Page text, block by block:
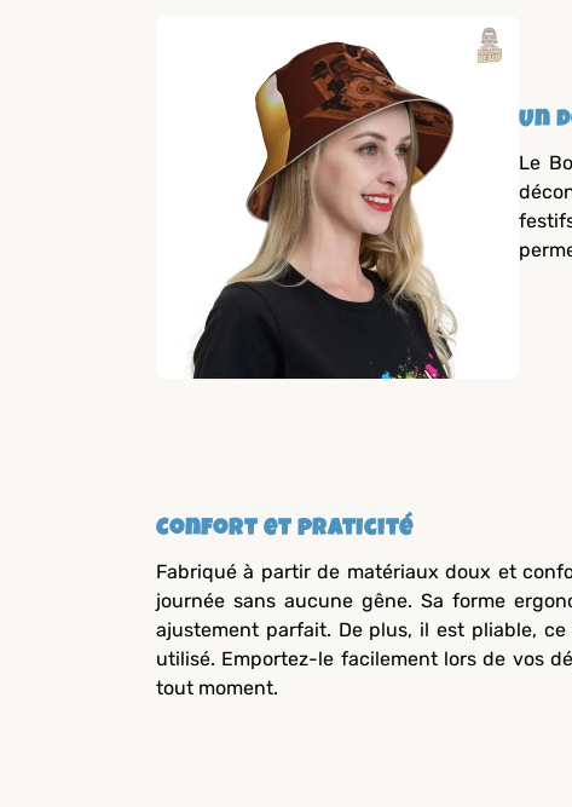
Un
Le
Confort et praticité
Fabriqué à partir de matériaux doux et
journée sans aucune gêne. Sa forme
ajustement parfait. De plus, il est pliable,
utilisé. Emportez-le facilement lors de vos
tout moment.